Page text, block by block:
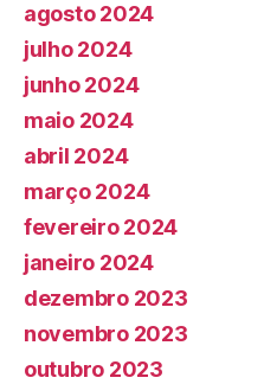
agosto 2024
julho 2024
junho 2024
maio 2024
abril 2024
março 2024
fevereiro 2024
janeiro 2024
dezembro 2023
novembro 2023
outubro 2023